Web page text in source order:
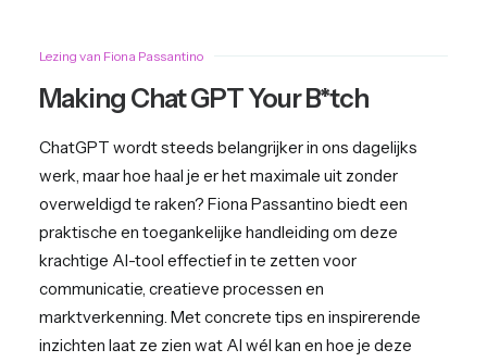
Lezing van Fiona Passantino
Making Chat GPT Your B*tch
ChatGPT wordt steeds belangrijker in ons dagelijks
werk, maar hoe haal je er het maximale uit zonder
overweldigd te raken? Fiona Passantino biedt een
praktische en toegankelijke handleiding om deze
krachtige AI-tool effectief in te zetten voor
communicatie, creatieve processen en
marktverkenning. Met concrete tips en inspirerende
inzichten laat ze zien wat AI wél kan en hoe je deze